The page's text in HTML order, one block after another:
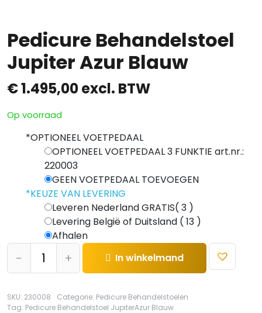
Pedicure Behandelstoel
Jupiter Azur Blauw
€1.495,00excl. BTW
Op voorraad
*OPTIONEEL VOETPEDAAL
OPTIONEEL VOETPEDAAL 3 FUNKTIE art.nr.:
220003
GEEN VOETPEDAAL TOEVOEGEN
*KEUZE VAN LEVERING
Leveren Nederland GRATIS( 3 )
Levering België of Duitsland ( 13 )
Afhalen
-
Behandelstoel
Jupiter
Azur
Blauw
+ In winkelmand
SKU: 230008 Categorie: Pedicure Behandelstoelen
Tag: Pedicure Behandelstoel JupiterAzur Blauw